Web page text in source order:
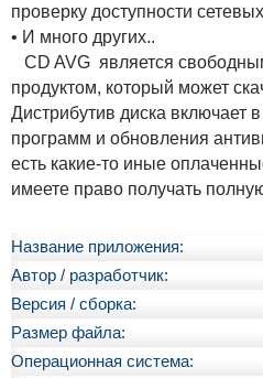
проверку доступности
• И много других..
CD AVG является
продуктом, который может
Дистрибутив диска включает
программ и обновления
есть какие-то иные
имеете право получать
Название приложения:
Автор / разработчик:
Версия / сборка:
Размер файла:
Операционная система: